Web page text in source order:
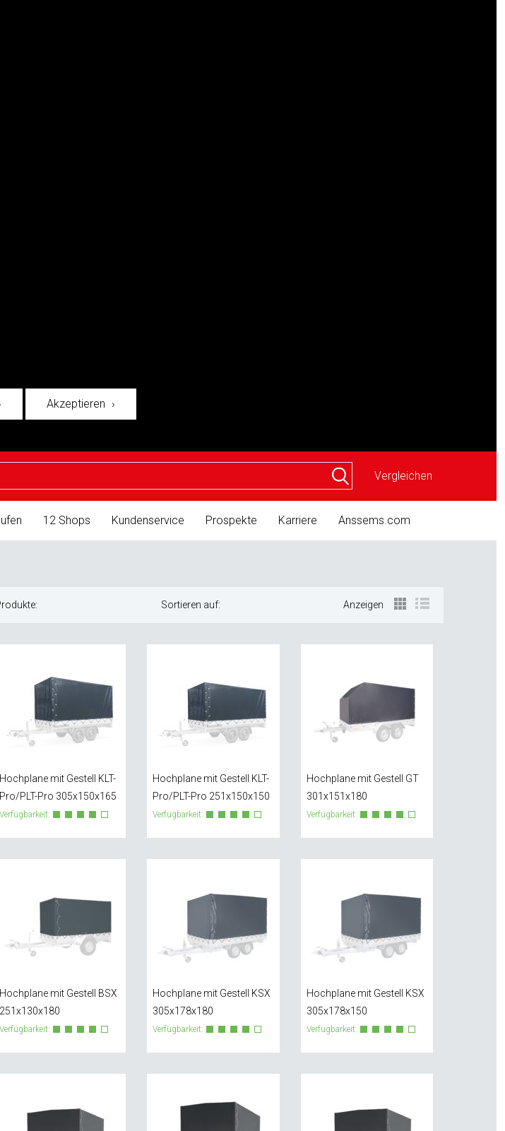
Akzeptieren
Vergleichen
12 Shops Kundenservice Prospekte Karriere Anssems.com
Sortieren auf: Anzeigen
Hochplane mit Gestell KLT-
Pro/PLT-Pro 305x150x165
Verfügbarkeit:
Hochplane mit Gestell KLT-
Pro/PLT-Pro 251x150x150
Verfügbarkeit:
Hochplane mit Gestell GT
301x151x180
Verfügbarkeit:
Hochplane mit Gestell BSX
251x130x180
Verfügbarkeit:
Hochplane mit Gestell KSX
305x178x180
Verfügbarkeit:
Hochplane mit Gestell KSX
305x178x150
Verfügbarkeit: